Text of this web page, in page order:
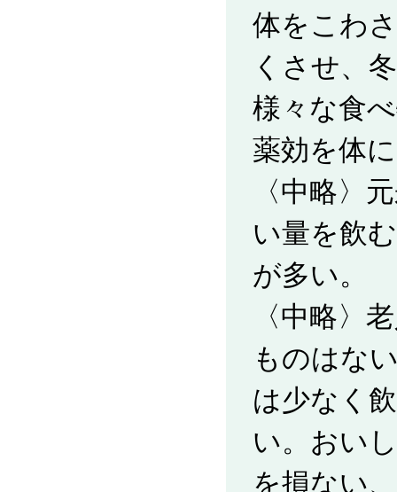
体をこわ
くさせ、
様々な食
薬効を体
〈中略〉
い量を飲
が多い。
〈中略〉
ものはな
は少なく
い。おい
を損ない